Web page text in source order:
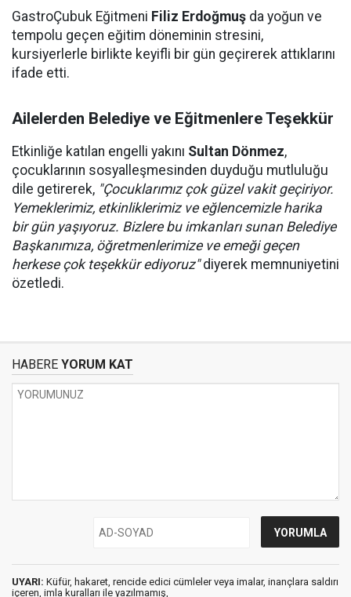
GastroÇubuk Eğitmeni Filiz Erdoğmuş da yoğun ve
tempolu geçen eğitim döneminin stresini,
kursiyerlerle birlikte keyifli bir gün geçirerek attıklarını
ifade etti.
Ailelerden Belediye ve Eğitmenlere Teşekkür
Etkinliğe katılan engelli yakını Sultan Dönmez,
çocuklarının sosyalleşmesinden duyduğu mutluluğu
dile getirerek, "Çocuklarımız çok güzel vakit geçiriyor.
Yemeklerimiz, etkinliklerimiz ve eğlencemizle harika
bir gün yaşıyoruz. Bizlere bu imkanları sunan Belediye
Başkanımıza, öğretmenlerimize ve emeği geçen
herkese çok teşekkür ediyoruz"diyerek memnuniyetini
özetledi.
HABERE YORUM KAT
UYARI: Küfür, hakaret, rencide edici cümleler veya imalar, inançlara saldırı
içeren, imla kuralları ile yazılmamış,